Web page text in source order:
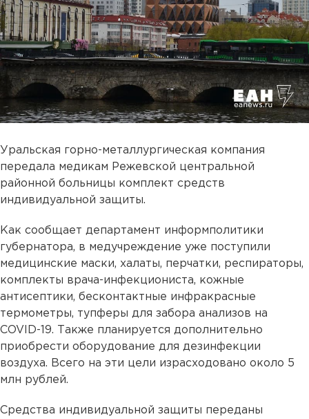
Уральская горно-металлургическая компания
передала медикам Режевской центральной
районной больницы комплект средств
индивидуальной защиты.
Как сообщает департамент информполитики
губернатора, в медучреждение уже поступили
медицинские маски, халаты, перчатки, респираторы,
комплекты врача-инфекциониста, кожные
антисептики, бесконтактные инфракрасные
термометры, тупферы для забора анализов на
COVID-19. Также планируется дополнительно
приобрести оборудование для дезинфекции
воздуха. Всего на эти цели израсходовано около 5
млн рублей.
Средства индивидуальной защиты переданы